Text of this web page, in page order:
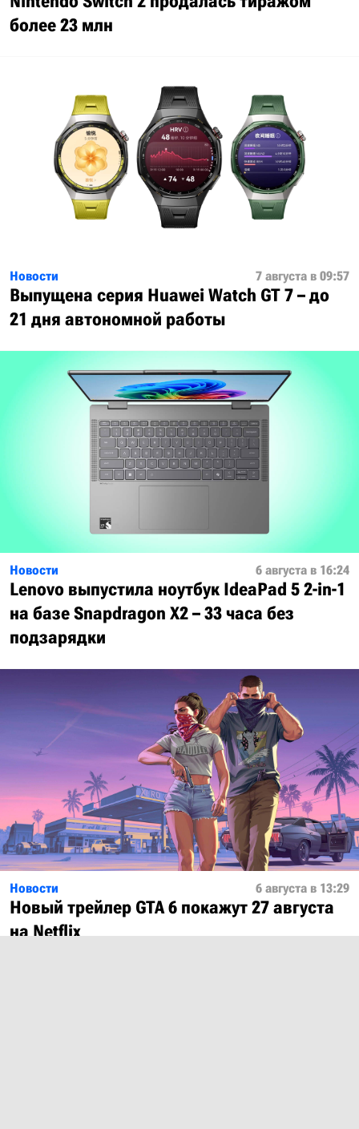
более 23 млн
Новости 7 августа в 09:57
Выпущена серия Huawei Watch GT 7 – до
21 дня автономной работы
Новости 6 августа в 16:24
Lenovo выпустила ноутбук IdeaPad 5 2-in-1
на базе Snapdragon X2 – 33 часа без
подзарядки
Новости 6 августа в 13:29
Новый трейлер GTA 6 покажут 27 августа
на Netflix